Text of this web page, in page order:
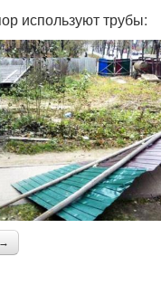
используют трубы: